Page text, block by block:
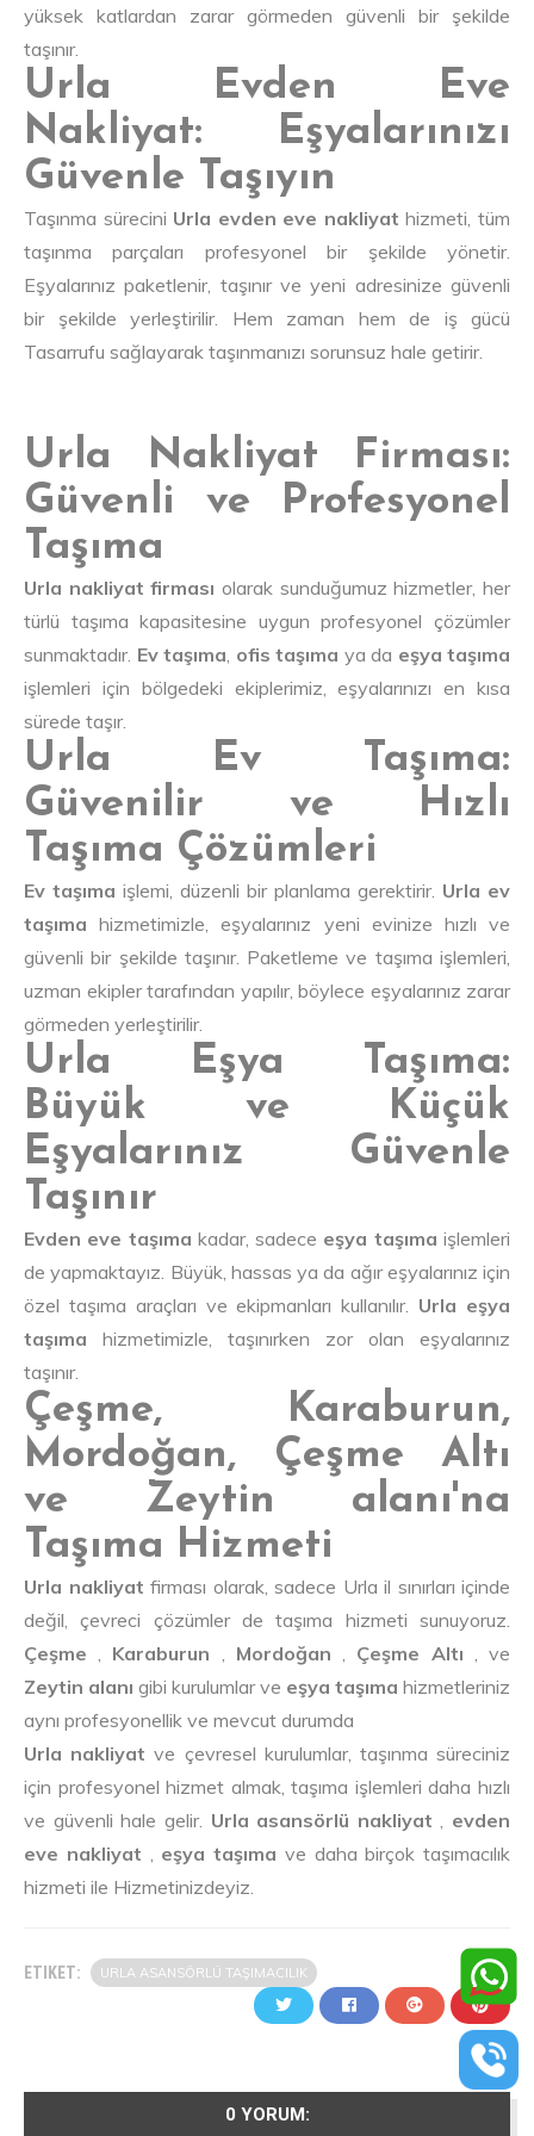
yüksek katlardan zarar görmeden güvenli bir şekilde
taşınır.
Urla Evden Eve
Nakliyat: Eşyalarınızı
Güvenle Taşıyın
Taşınma sürecini Urla evden eve nakliyat hizmeti, tüm
taşınma parçaları profesyonel bir şekilde yönetir.
Eşyalarınız paketlenir, taşınır ve yeni adresinize güvenli
bir şekilde yerleştirilir. Hem zaman hem de iş gücü
Tasarrufu sağlayarak taşınmanızı sorunsuz hale getirir.
Urla Nakliyat Firması:
Güvenli ve Profesyonel
Taşıma
Urla nakliyat firması olarak sunduğumuz hizmetler, her
türlü taşıma kapasitesine uygun profesyonel çözümler
sunmaktadır. Ev taşıma, ofis taşıma ya da eşya taşıma
işlemleri için bölgedeki ekiplerimiz, eşyalarınızı en kısa
sürede taşır.
Urla Ev Taşıma:
Güvenilir ve Hızlı
Taşıma Çözümleri
Ev taşıma işlemi, düzenli bir planlama gerektirir. Urla ev
taşıma hizmetimizle, eşyalarınız yeni evinize hızlı ve
güvenli bir şekilde taşınır. Paketleme ve taşıma işlemleri,
uzman ekipler tarafından yapılır, böylece eşyalarınız zarar
görmeden yerleştirilir.
Urla Eşya Taşıma:
Büyük ve Küçük
Eşyalarınız Güvenle
Taşınır
Evden eve taşıma kadar, sadece eşya taşıma işlemleri
de yapmaktayız. Büyük, hassas ya da ağır eşyalarınız için
özel taşıma araçları ve ekipmanları kullanılır. Urla eşya
taşıma hizmetimizle, taşınırken zor olan eşyalarınız
taşınır.
Çeşme, Karaburun,
Mordoğan, Çeşme Altı
ve Zeytin alanı'na
Taşıma Hizmeti
Urla nakliyat firması olarak, sadece Urla il sınırları içinde
değil, çevreci çözümler de taşıma hizmeti sunuyoruz.
Çeşme , Karaburun , Mordoğan , Çeşme Altı , ve
Zeytin alanı gibi kurulumlar ve eşya taşıma hizmetleriniz
aynı profesyonellik ve mevcut durumda
Urla nakliyat ve çevresel kurulumlar, taşınma süreciniz
için profesyonel hizmet almak, taşıma işlemleri daha hızlı
ve güvenli hale gelir. Urla asansörlü nakliyat , evden
eve nakliyat , eşya taşıma ve daha birçok taşımacılık
hizmeti ile Hizmetinizdeyiz.
ETIKET: URLA ASANSÖRLÜ TAŞIMACILIK
0 YORUM: